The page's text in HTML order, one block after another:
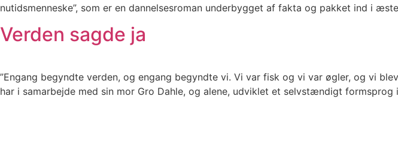
nutidsmenneske”, som er en dannelsesroman underbygget af fakta og pakket ind i
Verden sagde ja
”Engang begyndte verden, og engang begyndte vi. Vi var fisk og vi var øgler, og vi
har i samarbejde med sin mor Gro Dahle, og alene, udviklet et selvstændigt